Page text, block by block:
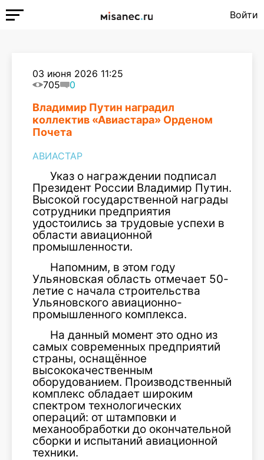
Войти
03 июня 2026 11:25
705
0
Владимир Путин наградил
коллектив «Авиастара» Орденом
Почета
АВИАСТАР
Указ о награждении подписал
Президент России Владимир Путин.
Высокой государственной награды
сотрудники предприятия
удостоились за трудовые успехи в
области авиационной
промышленности.
Напомним, в этом году
Ульяновская область отмечает 50-
летие с начала строительства
Ульяновского авиационно-
промышленного комплекса.
На данный момент это одно из
самых современных предприятий
страны, оснащённое
высококачественным
оборудованием. Производственный
комплекс обладает широким
спектром технологических
операций: от штамповки и
механообработки до окончательной
сборки и испытаний авиационной
техники.